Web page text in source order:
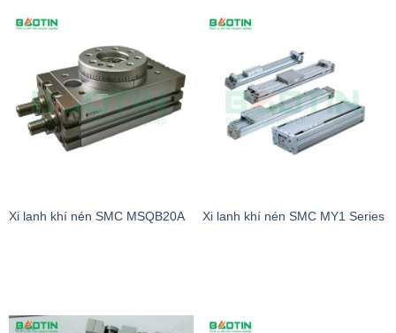
Xi lanh khí nén SMC MSQB20A Xi lanh khí nén SMC MY1 Series